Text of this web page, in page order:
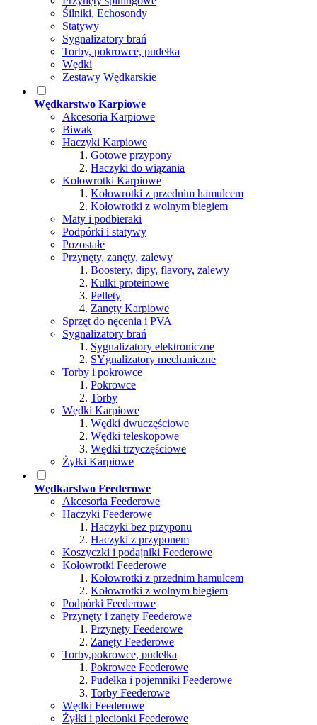
Śilniki, Echosondy
Statywy
Sygnalizatory brań
Torby, pokrowce, pudełka
Wędki
Zestawy Wędkarskie
Wędkarstwo Karpiowe
Akcesoria Karpiowe
Biwak
Haczyki Karpiowe
Gotowe przypony
Haczyki do wiązania
Kołowrotki Karpiowe
Kołowrotki z przednim hamulcem
Kołowrotki z wolnym biegiem
Maty i podbieraki
Podpórki i statywy
Pozostałe
Przynęty, zanęty, zalewy
Boostery, dipy, flavory, zalewy
Kulki proteinowe
Pellety
Zanęty Karpiowe
Sprzęt do nęcenia i PVA
Sygnalizatory brań
Sygnalizatory elektroniczne
SYgnalizatory mechaniczne
Torby i pokrowce
Pokrowce
Torby
Wędki Karpiowe
Wędki dwuczęściowe
Wędki teleskopowe
Wędki trzyczęściowe
Żyłki Karpiowe
Wędkarstwo Feederowe
Akcesoria Feederowe
Haczyki Feederowe
Haczyki bez przyponu
Haczyki z przyponem
Koszyczki i podajniki Feederowe
Kołowrotki Feederowe
Kołowrotki z przednim hamulcem
Kołowrotki z wolnym biegiem
Podpórki Feederowe
Przynęty i zanęty Feederowe
Przynęty Feederowe
Zanęty Feederowe
Torby,pokrowce, pudełka
Pokrowce Feederowe
Pudełka i pojemniki Feederowe
Torby Feederowe
Wędki Feederowe
Żyłki i plecionki Feederowe